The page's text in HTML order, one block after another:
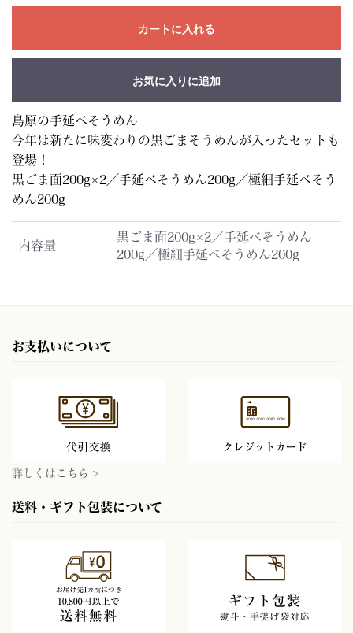
カートに入れる
お気に入りに追加
島原の手延べそうめん
今年は新たに味変わりの黒ごまそうめんが入ったセットも
登場！
黒ごま面200g×2／手延べそうめん200g／極細手延べそう
めん200g
内容量
黒ごま面200g×2／手延べそうめん
200g／極細手延べそうめん200g
お支払いについて
詳しくはこちら >
送料・ギフト包装について